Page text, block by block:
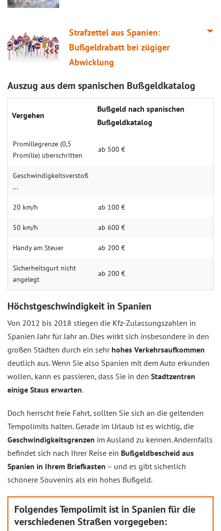
Strafzettel aus Spanien:
Bußgeldrabatt bei zügiger
Abwicklung
Auszug aus dem spanischen Bußgeldkatalog
Vergehen
Bußgeld nach spanischen
Bußgeldkatalog
Promillegrenze (0,5
Promille) überschritten
ab 500 €
Geschwindigkeitsverstoß
...
20 km/h ab 100 €
50 km/h ab 600 €
Handy am Steuer ab 200 €
Sicherheitsgurt nicht
angelegt
ab 200 €
Höchstgeschwindigkeit in Spanien
Von 2012 bis 2018 stiegen die Kfz-Zulassungszahlen in
Spanien Jahr für Jahr an. Dies wirkt sich insbesondere in den
großen Städten durch ein sehr hohes Verkehrsaufkommen
deutlich aus. Wenn Sie also Spanien mit dem Auto erkunden
wollen, kann es passieren, dass Sie in den Stadtzentren
einige Staus erwarten.
Doch herrscht freie Fahrt, sollten Sie sich an die geltenden
Tempolimits halten. Gerade im Urlaub ist es wichtig, die
Geschwindigkeitsgrenzen im Ausland zu kennen. Andernfalls
befindet sich nach Ihrer Reise ein Bußgeldbescheid aus
Spanien in Ihrem Briefkasten – und es gibt sicherlich
schönere Souvenirs als ein hohes Bußgeld.
Folgendes Tempolimit ist in Spanien für die
verschiedenen Straßen vorgegeben: